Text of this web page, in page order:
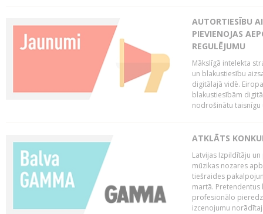
AUTORTIESĪBU
PIEVIENOJAS
REGULĒJUMU
Mākslīgā intelekta
un blakustiesību
digitālajā vidē.
blakustiesībām
nodrošinātu taisnīgu
ATKLĀTS
Latvijas Izpildītāju
mūzikas nozares
tiešraides
martā. Pretendentus
profesionālo
izcenojumu